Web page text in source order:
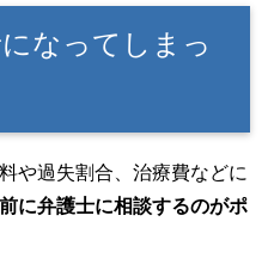
なってしまっ
や過失割合、治療費などに
に弁護士に相談するのがポ